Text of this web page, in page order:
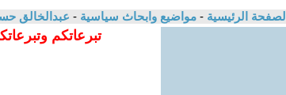
الصفحة الرئيسية - مواضيع وابحاث سياسية - عبدالخالق
تبرعاتكم